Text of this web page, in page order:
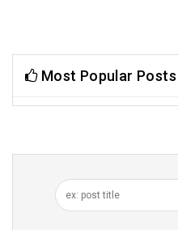
Most Popular Posts